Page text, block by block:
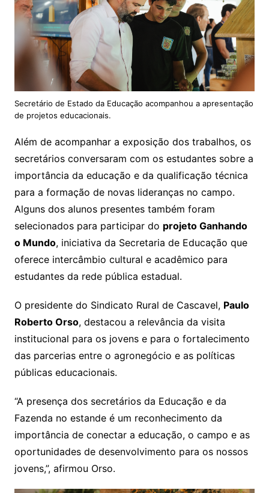
Secretário de Estado da Educação acompanhou a apresentação
de projetos educacionais.
Além de acompanhar a exposição dos trabalhos, os
secretários conversaram com os estudantes sobre a
importância da educação e da qualificação técnica
para a formação de novas lideranças no campo.
Alguns dos alunos presentes também foram
selecionados para participar do projeto Ganhando
o Mundo, iniciativa da Secretaria de Educação que
oferece intercâmbio cultural e acadêmico para
estudantes da rede pública estadual.
O presidente do Sindicato Rural de Cascavel, Paulo
Roberto Orso, destacou a relevância da visita
institucional para os jovens e para o fortalecimento
das parcerias entre o agronegócio e as políticas
públicas educacionais.
“A presença dos secretários da Educação e da
Fazenda no estande é um reconhecimento da
importância de conectar a educação, o campo e as
oportunidades de desenvolvimento para os nossos
jovens,”, afirmou Orso.